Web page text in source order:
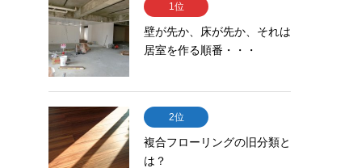
1位
壁が先か、床が先か、それは
居室を作る順番・・・
2位
複合フローリングの旧分類と
は？